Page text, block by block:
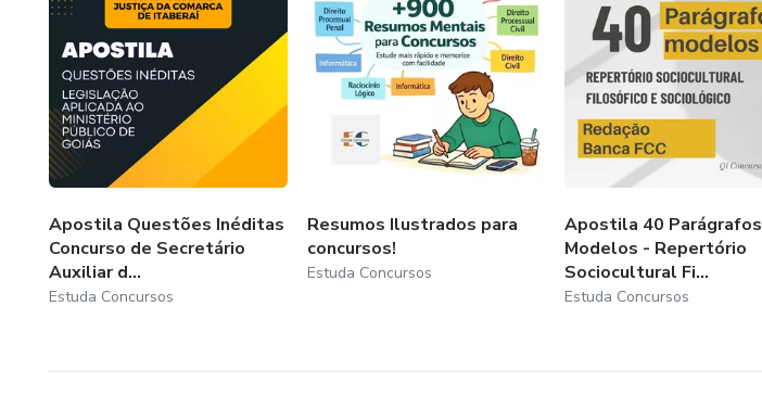
Apostila Questões Inéditas
Concurso de Secretário
Auxiliar d...
Estuda Concursos
Resumos Ilustrados para
concursos!
Estuda Concursos
Apostila 40 Parágrafos
Modelos - Repertório
Sociocultural Fi...
Estuda Concursos